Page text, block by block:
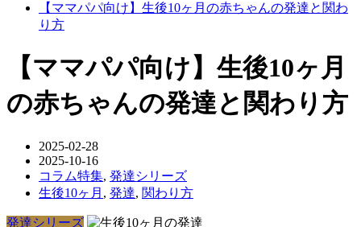
【ママパパ向け】生後10ヶ月の赤ちゃんの発達と関わ
り方
【ママパパ向け】生後10ヶ月
の赤ちゃんの発達と関わり方
2025-02-28
2025-10-16
コラム特集, 発達シリーズ
生後10ヶ月 , 発達, 関わり方
発達シリーズ